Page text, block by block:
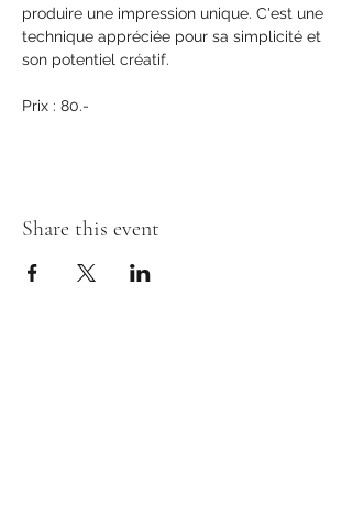
produire une impression unique. C'est une
technique appréciée pour sa simplicité et
son potentiel créatif.
Prix : 80.-
Share this event